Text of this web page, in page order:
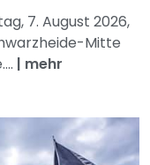
7. August 2026,
Mitte
| mehr